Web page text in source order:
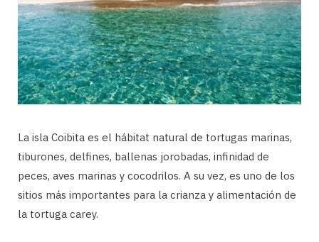
La isla Coibita es el hábitat natural de tortugas marinas,
tiburones, delfines, ballenas jorobadas, infinidad de
peces, aves marinas y cocodrilos. A su vez, es uno de los
sitios más importantes para la crianza y alimentación de
la tortuga carey.